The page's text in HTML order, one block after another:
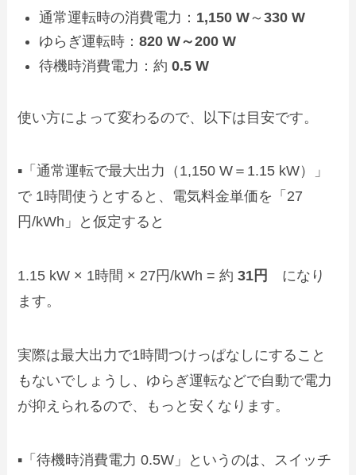
通常運転時の消費電力： 1,150 W～330 W
ゆらぎ運転時：820 W～200 W
待機時消費電力：約0.5 W
使い方によって変わるので、以下は目安です。
▪️「通常運転で最大出力（1,150 W＝1.15 kW）」
で 1時間使うとすると、電気料金単価を「27
円/kWh」と仮定すると
1.15 kW × 1時間 × 27円/kWh = 約31円
になり
ます。
実際は最大出力で1時間つけっぱなしにすること
もないでしょうし、ゆらぎ運転などで自動で電力
が抑えられるので、もっと安くなります。
▪️「待機時消費電力 0.5W」というのは、スイッチ